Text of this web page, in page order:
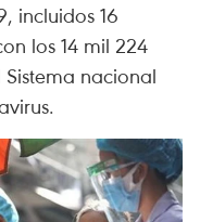
incluidos 16
los 14 mil 224
nacional